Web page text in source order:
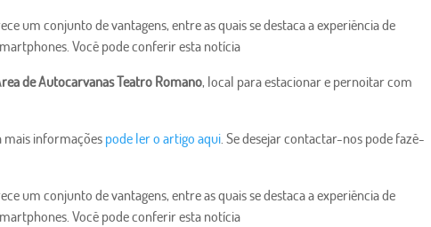
um conjunto de vantagens, entre as quais se destaca a experiência de
Você pode conferir esta notícia
de AutocarvanasTeatro Romano, local para estacionar e pernoitar com
mais informações pode ler o artigo aqui. Se desejar contactar-nos pode fazê-
um conjunto de vantagens, entre as quais se destaca a experiência de
Você pode conferir esta notícia